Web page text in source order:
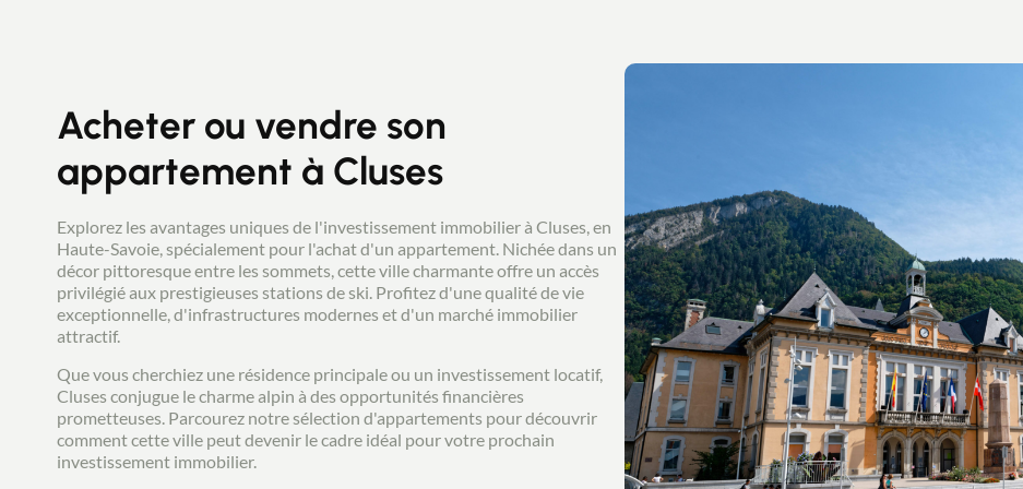
privatif. Copropriété sans procédure. Prix:
2018 000 032 720
Acheter ou vendre son
appartement à Cluses
Explorez les avantages uniques de l'investissement immobilier à Cluses, en
Haute-Savoie, spécialement pour l'achat d'un appartement. Nichée dans un
décor pittoresque entre les sommets, cette ville charmante offre un accès
privilégié aux prestigieuses stations de ski. Profitez d'une qualité de vie
exceptionnelle, d'infrastructures modernes et d'un marché immobilier
attractif.
Que vous cherchiez une résidence principale ou un investissement locatif,
Cluses conjugue le charme alpin à des opportunités financières
prometteuses. Parcourez notre sélection d'appartements pour découvrir
comment cette ville peut devenir le cadre idéal pour votre prochain
investissement immobilier.